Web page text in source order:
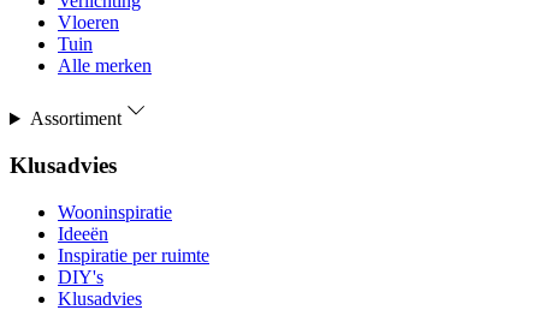
Vloeren
Tuin
Alle merken
Assortiment
Klusadvies
Wooninspiratie
Ideeën
Inspiratie per ruimte
DIY's
Klusadvies